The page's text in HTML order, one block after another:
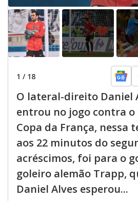
1 / 18
O lateral-direito Daniel
entrou no jogo contra o
Copa da França, nessa
aos 22 minutos do
acréscimos, foi para o
goleiro alemão Trapp,
Daniel Alves esperou...